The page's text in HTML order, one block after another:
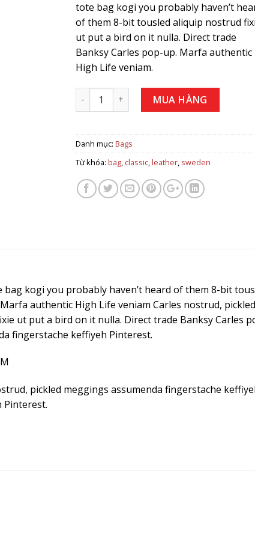
tote bag kogi you probably haven’t
of them 8-bit tousled aliquip nostrud
ut put a bird on it nulla. Direct trade
Banksy Carles pop-up. Marfa authentic
High Life veniam.
Số lượng MUA HÀNG
Danh mục: Bags
Từ khóa: bag, classic,leather, sweden
kogi you probably haven’t heard of them 8-bit
authentic High Life veniam Carles nostrud,
ut put a bird on it nulla. Direct trade Banksy Carles
fingerstache keffiyeh Pinterest.
pickled meggings assumenda fingerstache
Pinterest.